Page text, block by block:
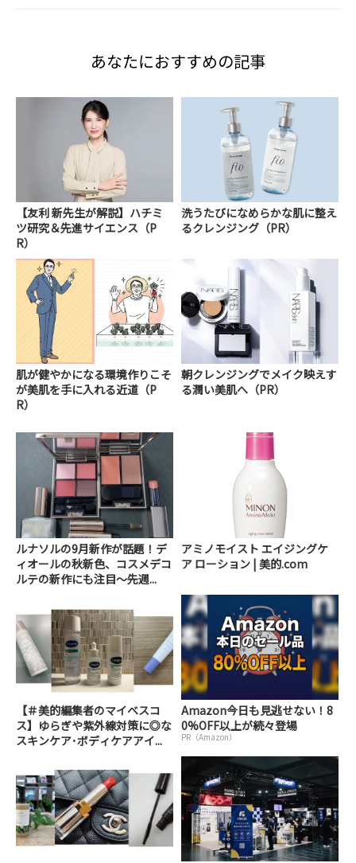
あなたにおすすめの記事
【友利 新先生が解説】ハチミ
ツ研究＆先進サイエンス（P
R）
洗うたびになめらかな肌に整え
るクレンジング（PR）
肌が健やかになる環境作りこそ
が美肌を手に入れる近道（P
R）
朝クレンジングでメイク映えす
る潤い美肌へ（PR）
ルナソルの9月新作が話題！デ
ィオールの秋新色、コスメデコ
ルテの新作にも注目～先週...
アミノモイスト エイジングケ
ア ローション | 美的.com
【＃美的編集者のマイベスコ
ス】ゆらぎや紫外線対策に◎な
スキンケア･ボディケアアイ...
Amazon今日も見逃せない！8
0%OFF以上が続々登場
PR（Amazon）